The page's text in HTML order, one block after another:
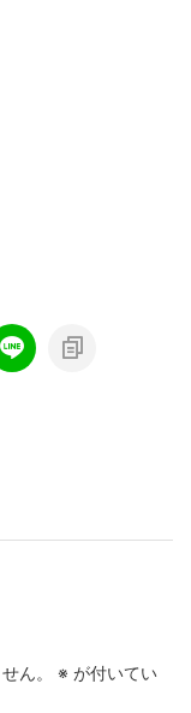
ん。 ※ が付いてい